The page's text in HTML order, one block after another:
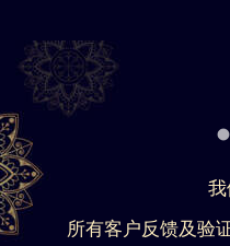
所有客户反馈及验